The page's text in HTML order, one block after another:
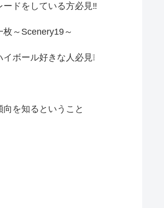
ードをしている方必見‼
枚～Scenery19～
ボール好きな人必見❕
向を知るということ